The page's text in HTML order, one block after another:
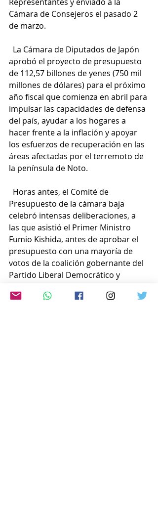
Cámara de Consejeros el pasado 2
de marzo.
La Cámara de Diputados de Japón
aprobó el proyecto de presupuesto
de 112,57 billones de yenes (750 mil
millones de dólares) para el próximo
año fiscal que comienza en abril para
impulsar las capacidades de defensa
del país, ayudar a los hogares a
hacer frente a la inflación y apoyar
los esfuerzos de recuperación en las
áreas afectadas por el terremoto de
la península de Noto.
Horas antes, el Comité de
Presupuesto de la cámara baja
celebró intensas deliberaciones, a
las que asistió el Primer Ministro
Fumio Kishida, antes de aprobar el
presupuesto con una mayoría de
votos de la coalición gobernante del
Partido Liberal Democrático y
deliberaciones de la Dieta se